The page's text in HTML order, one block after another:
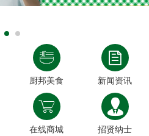
厨邦美食 新闻资讯
在线商城 招贤纳士